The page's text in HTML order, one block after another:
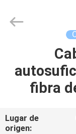
VIDEOS
Industry
fibra
Lugar de
origen: